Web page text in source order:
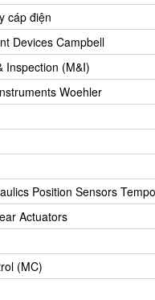
Access
cáp điện
Devices Campbell
Inspection (M&I)
Woehler
Position Sensors
Actuators
(MC)